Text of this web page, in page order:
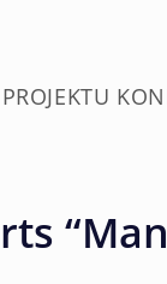
PROJEKTU